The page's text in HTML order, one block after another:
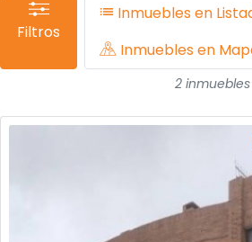
Filtros
Inmuebles en
Inmuebles en
2